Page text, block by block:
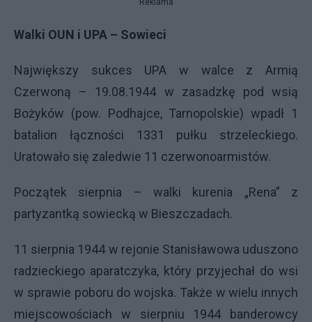
Reklama
Walki OUN i UPA – Sowieci
Największy sukces UPA w walce z Armią
Czerwoną – 19.08.1944 w zasadzkę pod wsią
Bożyków (pow. Podhajce, Tarnopolskie) wpadł 1
batalion łączności 1331 pułku strzeleckiego.
Uratowało się zaledwie 11 czerwonoarmistów.
Początek sierpnia – walki kurenia „Rena” z
partyzantką sowiecką w Bieszczadach.
11 sierpnia 1944 w rejonie Stanisławowa uduszono
radzieckiego aparatczyka, który przyjechał do wsi
w sprawie poboru do wojska. Także w wielu innych
miejscowościach w sierpniu 1944 banderowcy